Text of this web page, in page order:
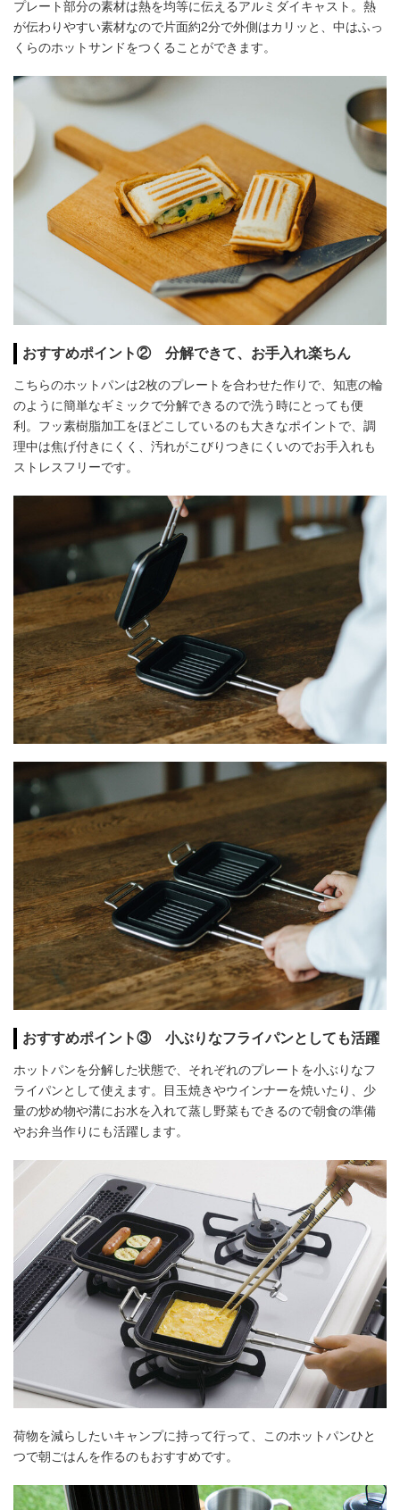
プレート部分の素材は熱を均等に伝えるアルミダイキャスト。熱
が伝わりやすい素材なので片面約2分で外側はカリッと、中はふっ
くらのホットサンドをつくることができます。
おすすめポイント② 分解できて、お手入れ楽ちん
こちらのホットパンは2枚のプレートを合わせた作りで、知恵の輪
のように簡単なギミックで分解できるので洗う時にとっても便
利。フッ素樹脂加工をほどこしているのも大きなポイントで、調
理中は焦げ付きにくく、汚れがこびりつきにくいのでお手入れも
ストレスフリーです。
おすすめポイント③ 小ぶりなフライパンとしても活躍
ホットパンを分解した状態で、それぞれのプレートを小ぶりなフ
ライパンとして使えます。目玉焼きやウインナーを焼いたり、少
量の炒め物や溝にお水を入れて蒸し野菜もできるので朝食の準備
やお弁当作りにも活躍します。
荷物を減らしたいキャンプに持って行って、このホットパンひと
つで朝ごはんを作るのもおすすめです。